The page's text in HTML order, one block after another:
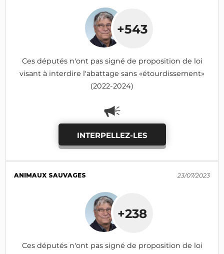
+543
Ces députés n'ont pas signé de proposition de loi
visant à interdire l'abattage sans «étourdissement»
(2022-2024)
INTERPELLEZ-LES
ANIMAUX SAUVAGES 23/07/2023
+238
Ces députés n'ont pas signé de proposition de loi